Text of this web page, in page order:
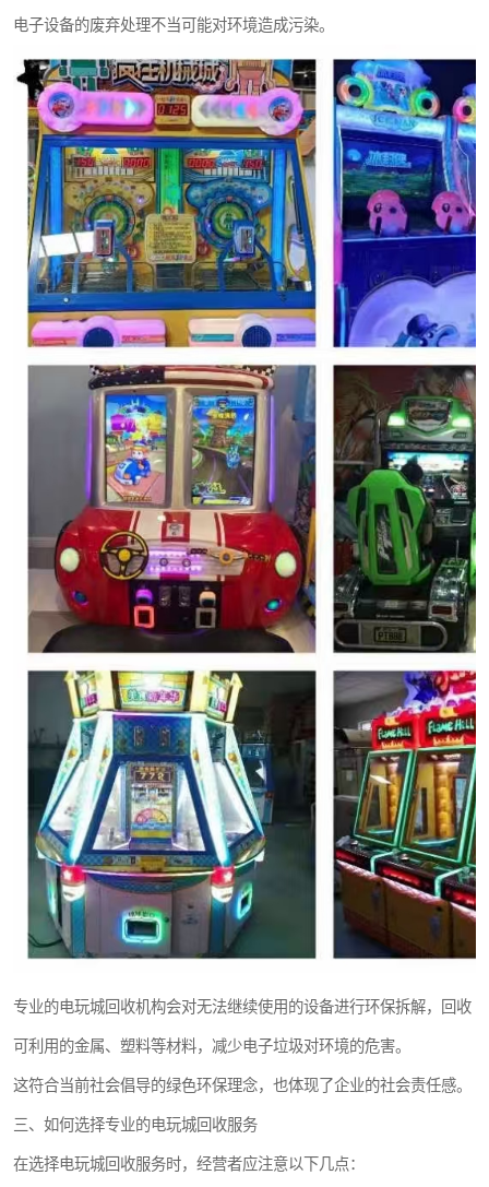
电子设备的废弃处理不当可能对环境造成污染。
专业的电玩城回收机构会对无法继续使用的设备进行环保拆解，回收
可利用的金属、塑料等材料，减少电子垃圾对环境的危害。
这符合当前社会倡导的绿色环保理念，也体现了企业的社会责任感。
三、如何选择专业的电玩城回收服务
在选择电玩城回收服务时，经营者应注意以下几点：